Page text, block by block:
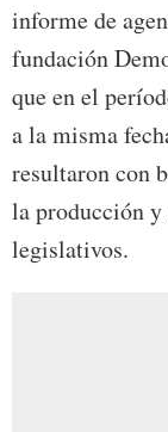
informe de
fundación
que en el
a la misma
resultaron con
la producción y
legislativos.